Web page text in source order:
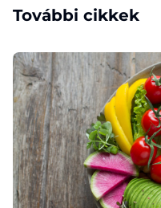
További cikkek